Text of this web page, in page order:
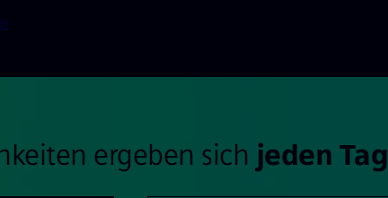
ergeben sich jeden Tag